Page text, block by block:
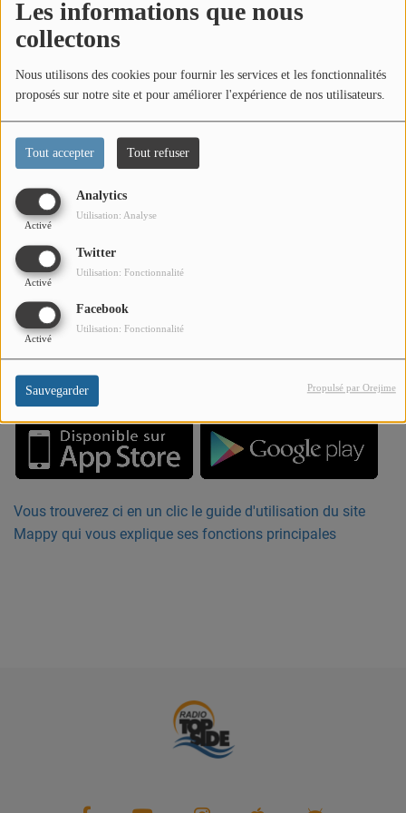
Les informations que nous
collectons
Nous utilisons des cookies pour fournir les services et les fonctionnalités
proposés sur notre site et pour améliorer l'expérience de nos utilisateurs.
Tout accepter Tout refuser
Analytics
Activé
Utilisation: Analyse
Twitter
Activé
Utilisation: Fonctionnalité
Facebook
Activé
Utilisation: Fonctionnalité
Sauvegarder Propulsé par Orejime
DIRECT STUDIO 1
DIRECT STUDIO 3
TCHAT
OFFRES D'EMPLOI
FRANCE TRAVAIL MENTON
LA MISSION LOCALE EST 06
PARTENAIRES
LEURS ACTUS
Mappy est un service gratuit français de cartographie et de
calcul d'itinéraire, disponible aussi sur nos applications
mobile.
Vous trouverez ci en un clic le guide d'utilisation du site
Mappy qui vous explique ses fonctions principales